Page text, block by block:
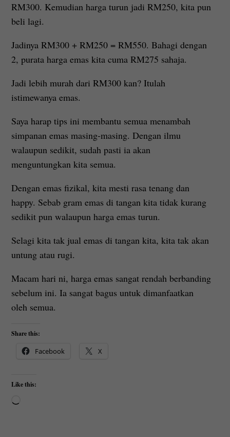
RM300. Kemudian harga turun jadi RM250, kita pun
beli lagi.
Jadinya RM300 + RM250 = RM550. Bahagi dengan
2, purata harga emas kita cuma RM275 sahaja.
Jadi lebih murah dari RM300 kan? Itulah
istimewanya emas.
Saya harap tips ini membantu semua menambah
simpanan emas masing-masing. Dengan ilmu
walaupun sedikit, sudah pasti ia akan
menguntungkan kita semua.
Dengan emas fizikal, kita mesti rasa tenang dan
happy. Sebab gram emas di tangan kita tidak kurang
sedikit pun walaupun harga emas turun.
Selagi kita tak jual emas di tangan kita, kita tak akan
untung atau rugi.
Macam hari ni, harga emas sangat rendah berbanding
sebelum ini. Ia sangat bagus untuk dimanfaatkan
oleh semua.
Share this:
Facebook X
Like this: